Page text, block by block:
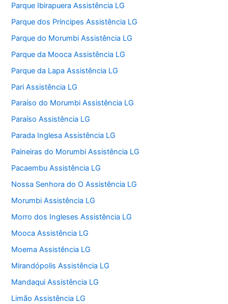
Parque Ibirapuera Assistência LG
Parque dos Principes Assistência LG
Parque do Morumbi Assistência LG
Parque da Mooca Assistência LG
Parque da Lapa Assistência LG
Pari Assistência LG
Paraíso do Morumbi Assistência LG
Paraíso Assistência LG
Parada Inglesa Assistência LG
Paineiras do Morumbi Assistência LG
Pacaembu Assistência LG
Nossa Senhora do O Assistência LG
Morumbi Assistência LG
Morro dos Ingleses Assistência LG
Mooca Assistência LG
Moema Assistência LG
Mirandópolis Assistência LG
Mandaqui Assistência LG
Limão Assistência LG